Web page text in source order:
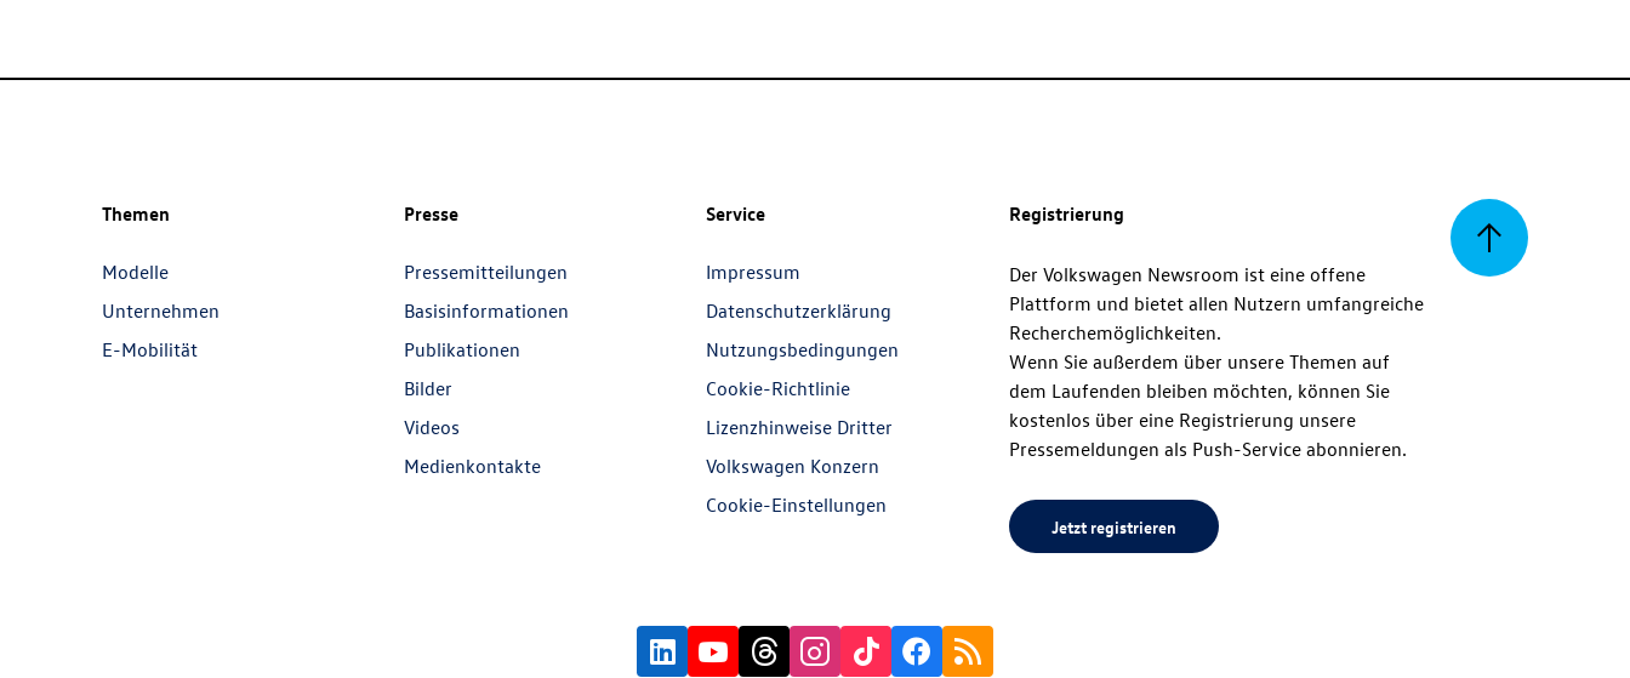
Zurück
Themen
Modelle
Unternehmen
E-Mobilität
Presse
Pressemitteilungen
Basisinformationen
Publikationen
Bilder
Videos
Medienkontakte
Service
Impressum
Datenschutzerklärung
Nutzungsbedingungen
Cookie-Richtlinie
Lizenzhinweise Dritter
Volkswagen Konzern
Cookie-Einstellungen
Registrierung
Der Volkswagen Newsroom ist eine offene
Plattform und bietet allen Nutzern umfangreiche
Recherchemöglichkeiten.
Wenn Sie außerdem über unsere Themen auf
dem Laufenden bleiben möchten, können Sie
kostenlos über eine Registrierung unsere
Pressemeldungen als Push-Service abonnieren.
Jetzt registrieren